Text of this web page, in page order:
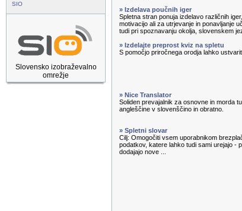
SIO
Slovensko izobraževalno
omrežje
» Izdelava poučnih iger
Spletna stran ponuja izdelavo različnih
motivacijo ali za utrjevanje in ponavljanje
tudi pri spoznavanju okolja, slovenskem
» Izdelajte preprost kviz na spletu
S pomočjo priročnega orodja lahko
» Nice Translator
Soliden prevajalnik za osnovne in morda
angleščine v slovenščino in obratno.
» Spletni slovar
Cilj: Omogočiti vsem uporabnikom
podatkov, katere lahko tudi sami urejajo -
dodajajo nove ...